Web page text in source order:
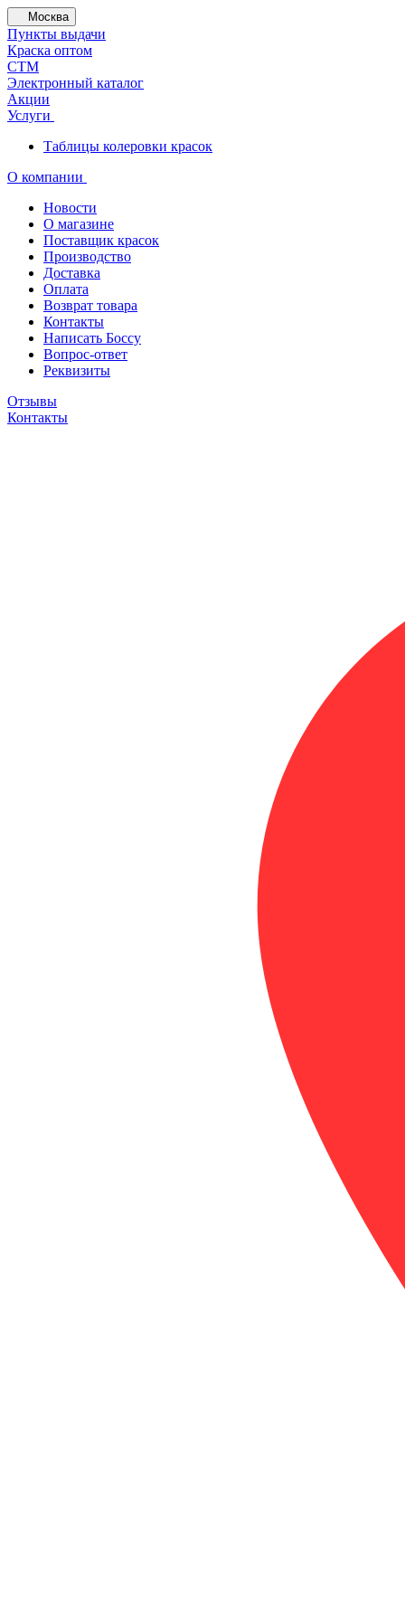
Москва
Пункты выдачи
Краска оптом
СТМ
Электронный каталог
Акции
Услуги
Таблицы колеровки красок
О компании
Новости
О магазине
Поставщик красок
Производство
Доставка
Оплата
Возврат товара
Контакты
Написать Боссу
Вопрос-ответ
Реквизиты
Отзывы
Контакты